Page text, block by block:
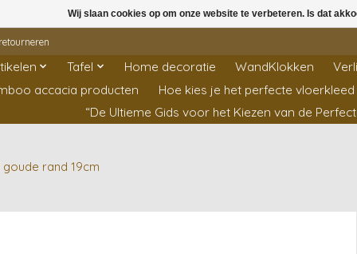
Tafel Home decoratie WandKlokken
accacia producten
Hoe kies je het perfecte
“De Ultieme Gids voor het Kiezen van de
rand 19cm
Wij slaan cookies op om onze website te verbeteren. Is dat